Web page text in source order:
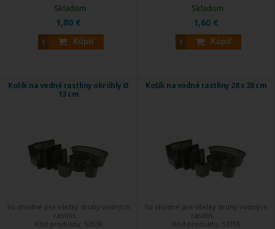
1,80 €
Kúpiť
Skladom
1,60 €
Kúpiť
Skladom
Košík na vodné rastliny okrúhly Ø
13 cm
Sú vhodné pre všetky druhy vodných
rastlín, ...
Kód produktu: 52630
Košík na vodné rastliny 28 x 28 cm
Sú vhodné pre všetky druhy vodných
rastlín, ...
Kód produktu: 53755